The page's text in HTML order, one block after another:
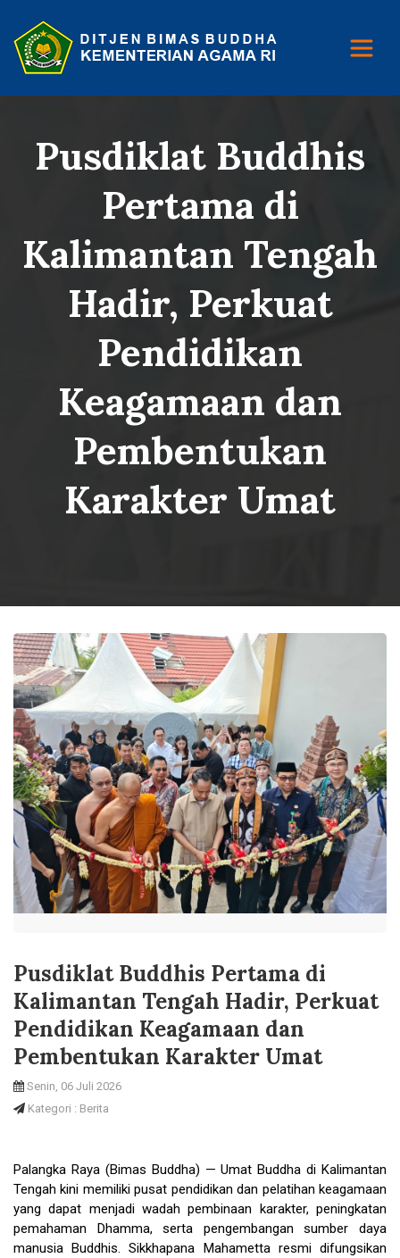
Pusdiklat Buddhis
Pertama di
Kalimantan Tengah
Hadir, Perkuat
Pendidikan
Keagamaan dan
Pembentukan
Karakter Umat
Pusdiklat Buddhis Pertama di
Kalimantan Tengah Hadir, Perkuat
Pendidikan Keagamaan dan
Pembentukan Karakter Umat
Senin, 06 Juli 2026
Kategori : Berita
Palangka Raya (Bimas Buddha) — Umat Buddha di Kalimantan
Tengah kini memiliki pusat pendidikan dan pelatihan keagamaan
yang dapat menjadi wadah pembinaan karakter, peningkatan
pemahaman Dhamma, serta pengembangan sumber daya
manusia Buddhis. Sikkhapana Mahametta resmi difungsikan